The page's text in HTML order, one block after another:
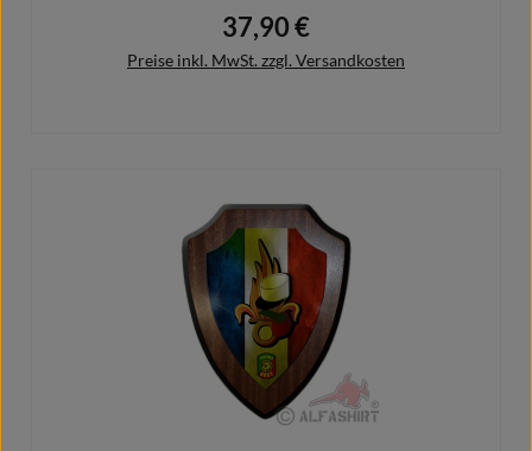
Regulärer Preis:
37,90 €
Preise inkl. MwSt. zzgl. Versandkosten
Details